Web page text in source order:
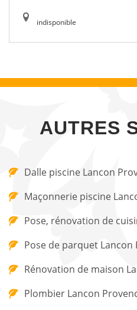
indisponible
AUTRES
Dalle piscine Lancon
Maçonnerie piscine
Pose, rénovation de
Pose de parquet Lancon
Rénovation de maison
Plombier Lancon